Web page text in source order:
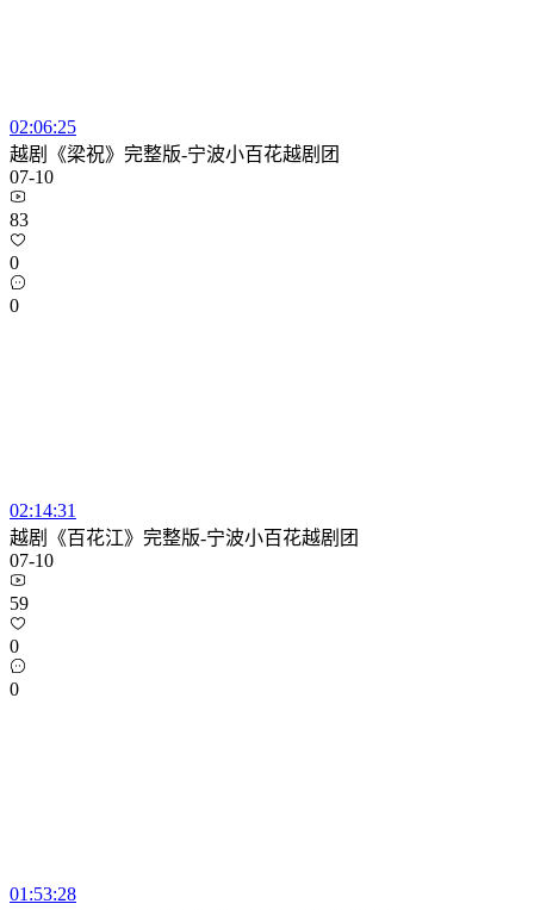
02:06:25
越剧《梁祝》完整版-宁波小百花越剧团
07-10
83
0
0
02:14:31
越剧《百花江》完整版-宁波小百花越剧团
07-10
59
0
0
01:53:28